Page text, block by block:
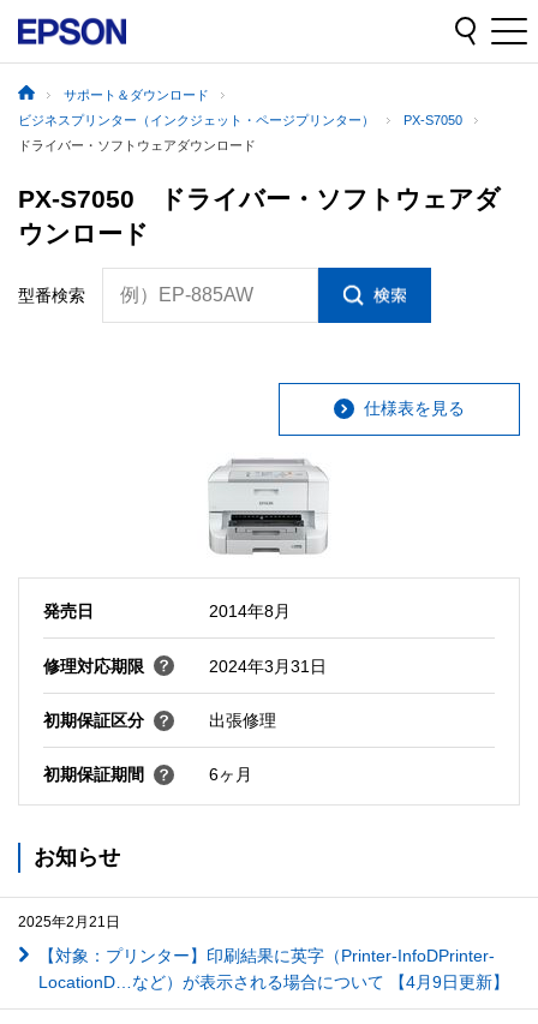
サポート＆ダウンロード
ビジネスプリンター（インクジェット・ページプリンター）
PX-S7050
ドライバー・ソフトウェアダウンロード
PX-S7050 ドライバー・ソフトウェアダ
ウンロード
型番検索 例）EP-885AW
仕様表を見る
発売日 2014年8月
修理対応期限 2024年3月31日
初期保証区分 出張修理
初期保証期間 6ヶ月
お知らせ
2025年2月21日
【対象：プリンター】印刷結果に英字（Printer-InfoDPrinter-
LocationD…など）が表示される場合について 【4月9日更新】